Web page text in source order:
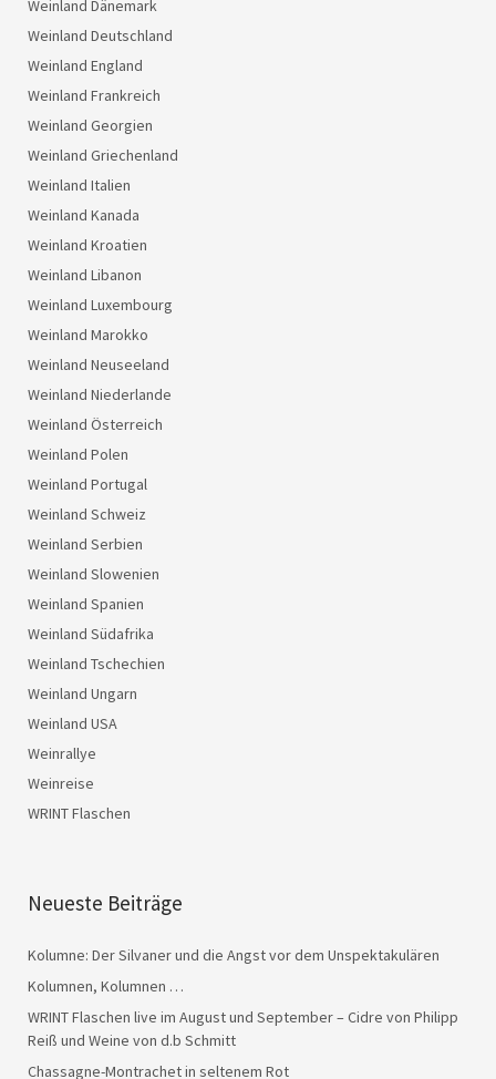
Weinland Dänemark
Weinland Deutschland
Weinland England
Weinland Frankreich
Weinland Georgien
Weinland Griechenland
Weinland Italien
Weinland Kanada
Weinland Kroatien
Weinland Libanon
Weinland Luxembourg
Weinland Marokko
Weinland Neuseeland
Weinland Niederlande
Weinland Österreich
Weinland Polen
Weinland Portugal
Weinland Schweiz
Weinland Serbien
Weinland Slowenien
Weinland Spanien
Weinland Südafrika
Weinland Tschechien
Weinland Ungarn
Weinland USA
Weinrallye
Weinreise
WRINT Flaschen
Neueste Beiträge
Kolumne: Der Silvaner und die Angst vor dem Unspektakulären
Kolumnen, Kolumnen …
WRINT Flaschen live im August und September – Cidre von Philipp
Reiß und Weine von d.b Schmitt
Chassagne-Montrachet in seltenem Rot